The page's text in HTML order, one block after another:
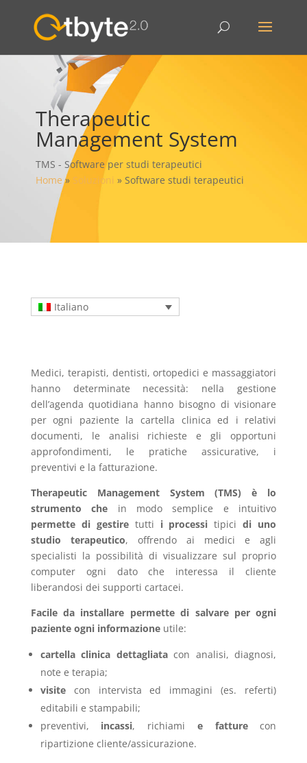
Therapeutic
Management System
TMS - Software per studi terapeutici
Home» Soluzioni » Software studi terapeutici
Italiano
Medici, terapisti, dentisti, ortopedici e massaggiatori
hanno determinate necessità: nella gestione
dell’agenda quotidiana hanno bisogno di visionare
per ogni paziente la cartella clinica ed i relativi
documenti, le analisi richieste e gli opportuni
approfondimenti, le pratiche assicurative, i
preventivi e la fatturazione.
Therapeutic Management System (TMS) è lo
strumento che in modo semplice e intuitivo
permette di gestiretutti i processi tipicidi uno
studio terapeutico, offrendo ai medici e agli
specialisti la possibilità di visualizzare sul proprio
computer ogni dato che interessa il cliente
liberandosi dei supporti cartacei.
Facile da installare permette di salvare per ogni
paziente ogni informazioneutile:
cartella clinica dettagliatacon analisi, diagnosi,
note e terapia;
visitecon intervista ed immagini (es. referti)
editabili e stampabili;
preventivi, incassi, richiami e fatturecon
ripartizione cliente/assicurazione.